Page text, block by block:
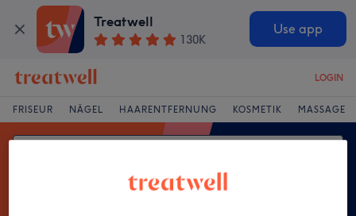
Treatwell
130K
Use app
LOGIN
FRISEUR NÄGEL HAARENTFERNUNG KOSMETIK MASSAGE